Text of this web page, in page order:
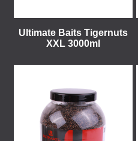
Ultimate Baits Tigernuts
XXL 3000ml